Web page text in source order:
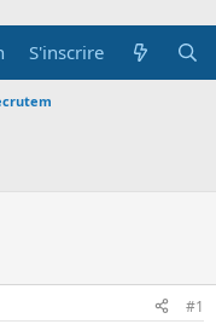
S'inscrire
#1